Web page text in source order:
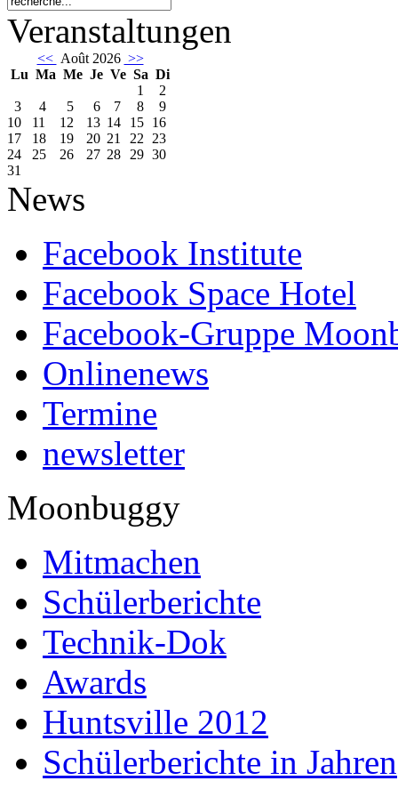
Veranstaltungen
<< Août 2026 >>
Lu Ma Me Je Ve Sa Di
1
2
3
4 5 6 7 8
9
10
11 12 13 14 15 16
17
18 19 20 21 22 23
24
25 26 27 28 29 30
31
News
Facebook Institute
Facebook Space Hotel
Facebook-Gruppe
Onlinenews
Termine
newsletter
Moonbuggy
Mitmachen
Schülerberichte
Technik-Dok
Awards
Huntsville 2012
Schülerberichte in Jahren